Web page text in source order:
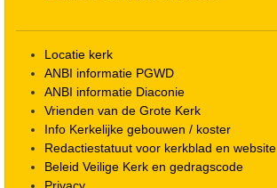
Locatie kerk
ANBI informatie PGWD
ANBI informatie Diaconie
Vrienden van de Grote Kerk
Info Kerkelijke gebouwen / koster
Redactiestatuut voor kerkblad en website
Beleid Veilige Kerk en gedragscode
Privacy